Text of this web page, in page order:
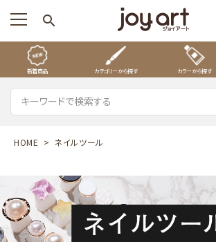
search
新着商品 カテゴリーから探す カラーから探す
HOME ネイルツール